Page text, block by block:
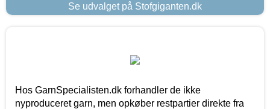
Se udvalget på Stofgiganten.dk
Hos GarnSpecialisten.dk forhandler de ikke
nyproduceret garn, men opkøber restpartier direkte fra